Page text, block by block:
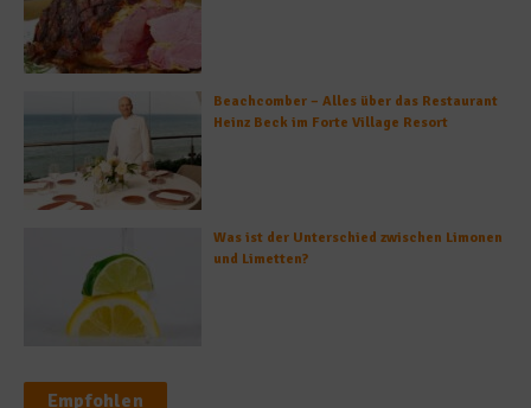
Beachcomber – Alles über das Restaurant
Heinz Beck im Forte Village Resort
Was ist der Unterschied zwischen Limonen
und Limetten?
Empfohlen